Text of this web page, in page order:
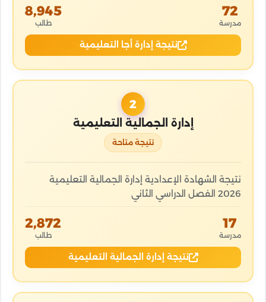
72
مدرسة
8,945
طالب
نتيجة إدارة أجا التعليمية
2
إدارة الجمالية التعليمية
نتيجة متاحة
نتيجة الشهادة الإعدادية إدارة الجمالية التعليمية
2026 الفصل الدراسي الثاني
17
مدرسة
2,872
طالب
نتيجة إدارة الجمالية التعليمية